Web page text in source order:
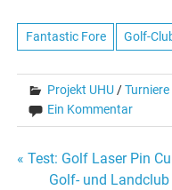
Fantastic Fore Golf-
Projekt UHU /Turniere
Ein Kommentar
« Test: Golf Laser Pin
Golf- und